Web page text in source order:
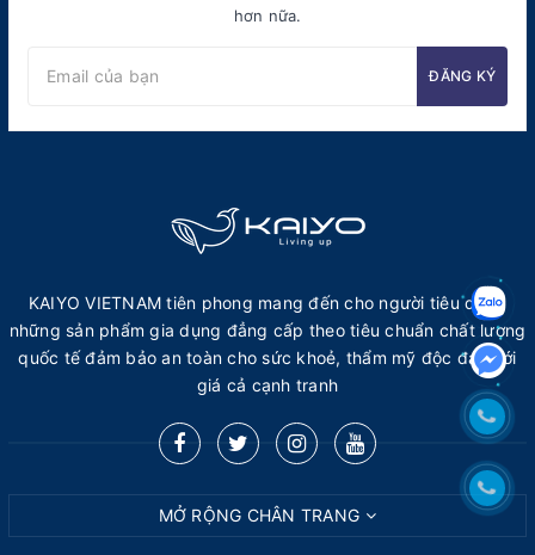
hơn nữa.
ĐĂNG KÝ
KAIYO VIETNAM tiên phong mang đến cho người tiêu dùng
những sản phẩm gia dụng đẳng cấp theo tiêu chuẩn chất lượng
quốc tế đảm bảo an toàn cho sức khoẻ, thẩm mỹ độc đáo với
giá cả cạnh tranh
MỞ RỘNG CHÂN TRANG